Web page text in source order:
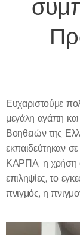
Ευχαριστούμε
μεγάλη αγάπη
Βοηθειών της
εκπαιδεύτηκαν
ΚΑΡΠΑ, η χρήση
επιληψίες, το
πνιγμός, η